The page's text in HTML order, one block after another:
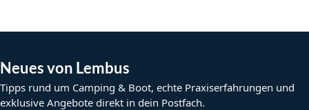
Neues von Lembus
Tipps rund um Camping & Boot, echte Praxiserfahrungen und
exklusive Angebote direkt in dein Postfach.